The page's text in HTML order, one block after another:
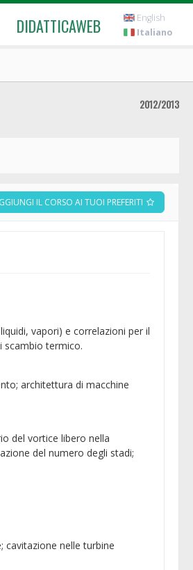
DIDATTICAWEB
English
Italiano
2012/2013
IL CORSO AI TUOI PREFERITI
vapori) e correlazioni per il
scambio termico.
architettura di macchine
del vortice libero nella
del numero degli stadi;
cavitazione nelle turbine